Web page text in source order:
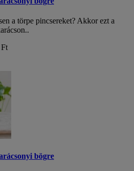
a törpe pincsereket? Akkor ezt a
bögre